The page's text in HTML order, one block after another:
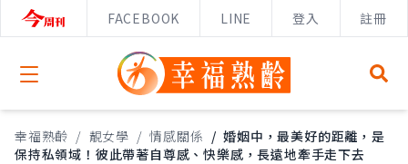
FACEBOOK LINE 登入 註冊
Open menu
幸福熟齡 / 靚女學 / 情感關係 / 婚姻中，最美好的距離，是
保持私領域！彼此帶著自尊感、快樂感，長遠地牽手走下去